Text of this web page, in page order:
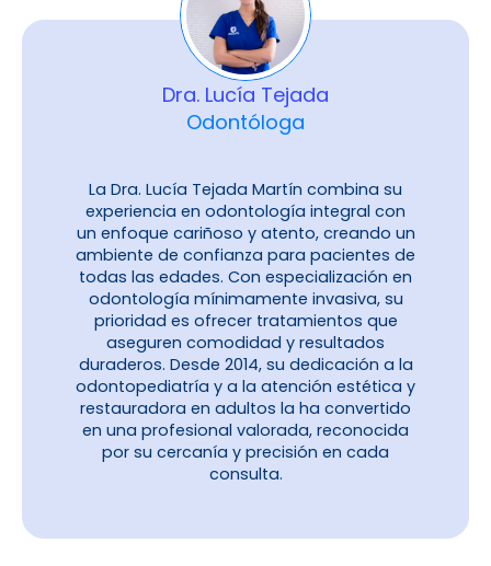
Dra. Lucía Tejada
Odontóloga
La Dra. Lucía Tejada Martín combina su
experiencia en odontología integral con
un enfoque cariñoso y atento, creando un
ambiente de confianza para pacientes de
todas las edades. Con especialización en
odontología mínimamente invasiva, su
prioridad es ofrecer tratamientos que
aseguren comodidad y resultados
duraderos. Desde 2014, su dedicación a la
odontopediatría y a la atención estética y
restauradora en adultos la ha convertido
en una profesional valorada, reconocida
por su cercanía y precisión en cada
consulta.